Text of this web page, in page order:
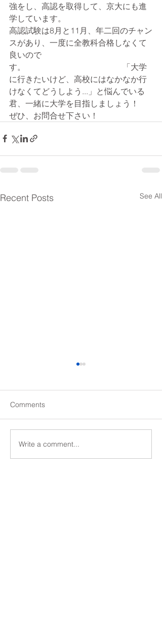
強をし、高認を取得して、京大にも進
学しています。
高認試験は8月と11月、年二回のチャン
スがあり、一度に全教科合格しなくて
良いので
す。　　　　　　　　　　　　「大学
に行きたいけど、高校にはなかなか行
けなくてどうしよう...」と悩んでいる
君、一緒に大学を目指しましょう！
ぜひ、お問合せ下さい！
Recent Posts See All
西京高校エンタープライ
ジング科「約束記号」問
Comments
Write a comment...